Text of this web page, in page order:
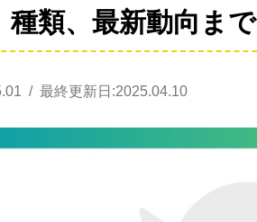
種類、最新動向まで
/ 最終更新日:2025.04.10